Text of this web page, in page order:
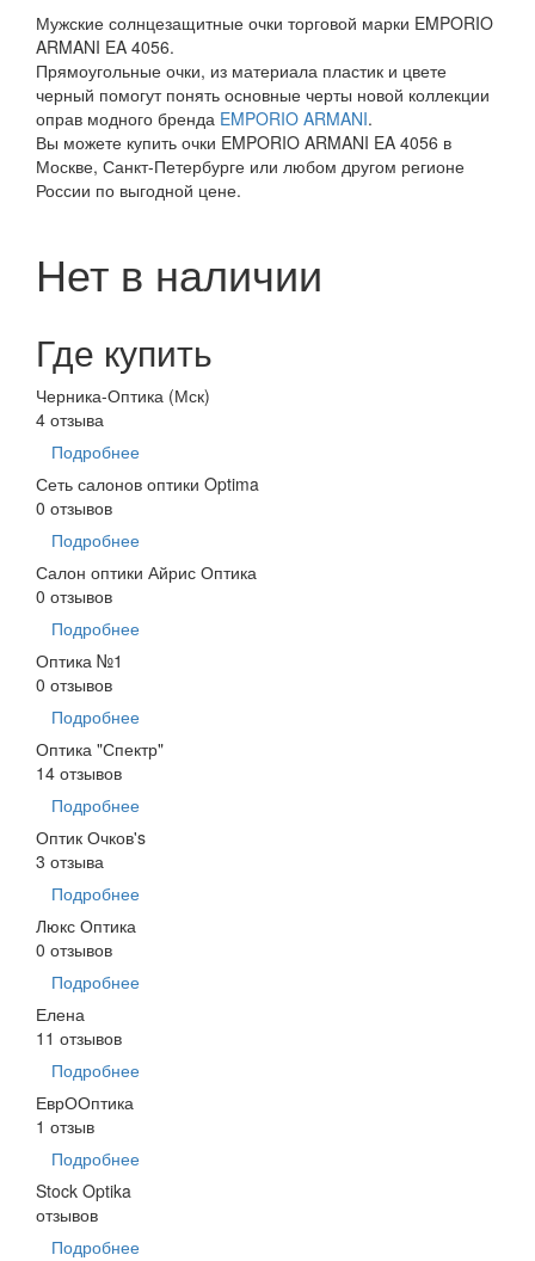
Мужские солнцезащитные очки торговой марки EMPORIO
ARMANI EA 4056.
Прямоугольные очки, из материала пластик и цвете
черный помогут понять основные черты новой коллекции
оправ модного бренда EMPORIO ARMANI.
Вы можете купить очки EMPORIO ARMANI EA 4056 в
Москве, Санкт-Петербурге или любом другом регионе
России по выгодной цене.
Нет в наличии
Где купить
Черника-Оптика (Мск)
4 отзыва
Подробнее
Сеть салонов оптики Optima
0 отзывов
Подробнее
Салон оптики Айрис Оптика
0 отзывов
Подробнее
Оптика №1
0 отзывов
Подробнее
Оптика "Спектр"
14 отзывов
Подробнее
Оптик Очков's
3 отзыва
Подробнее
Люкс Оптика
0 отзывов
Подробнее
Елена
11 отзывов
Подробнее
ЕврООптика
1 отзыв
Подробнее
Stock Optika
отзывов
Подробнее